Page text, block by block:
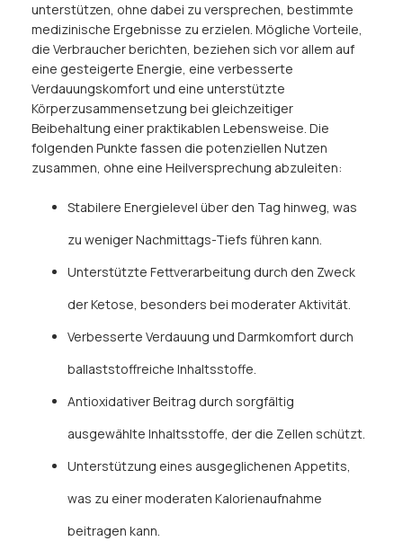
unterstützen, ohne dabei zu versprechen, bestimmte
medizinische Ergebnisse zu erzielen. Mögliche Vorteile,
die Verbraucher berichten, beziehen sich vor allem auf
eine gesteigerte Energie, eine verbesserte
Verdauungskomfort und eine unterstützte
Körperzusammensetzung bei gleichzeitiger
Beibehaltung einer praktikablen Lebensweise. Die
folgenden Punkte fassen die potenziellen Nutzen
zusammen, ohne eine Heilversprechung abzuleiten:
Stabilere Energielevel über den Tag hinweg, was
zu weniger Nachmittags-Tiefs führen kann.
Unterstützte Fettverarbeitung durch den Zweck
der Ketose, besonders bei moderater Aktivität.
Verbesserte Verdauung und Darmkomfort durch
ballaststoffreiche Inhaltsstoffe.
Antioxidativer Beitrag durch sorgfältig
ausgewählte Inhaltsstoffe, der die Zellen schützt.
Unterstützung eines ausgeglichenen Appetits,
was zu einer moderaten Kalorienaufnahme
beitragen kann.